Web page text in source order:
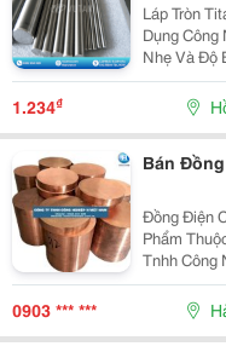
Láp Tròn
Dụng Công Nghiệp Không Chỉ
Nhẹ Và Độ
Khả Năng
1.234₫
Bán
Đồng Điện Cực - Đồng
Phẩm
Tnhh Công
Khẩu Và
( Đồng
0903 *** ***